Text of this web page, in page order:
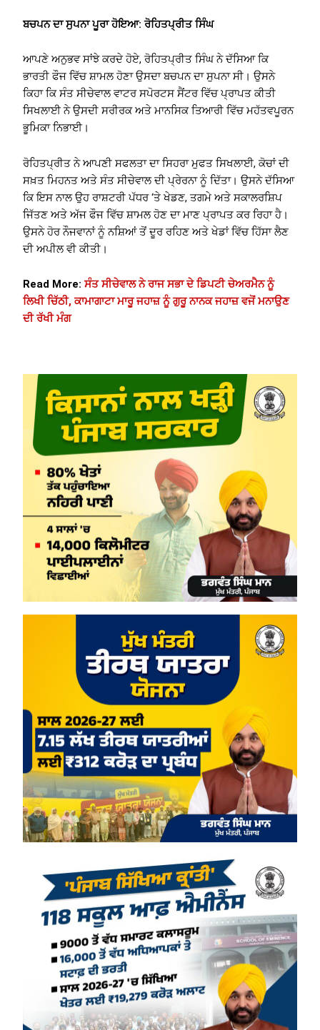
ਬਚਪਨ ਦਾ ਸੁਪਨਾ ਪੂਰਾ ਹੋਇਆ: ਰੋਹਿਤਪ੍ਰੀਤ ਸਿੰਘ
ਆਪਣੇ ਅਨੁਭਵ ਸਾਂਝੇ ਕਰਦੇ ਹੋਏ, ਰੋਹਿਤਪ੍ਰੀਤ ਸਿੰਘ ਨੇ ਦੱਸਿਆ ਕਿ
ਭਾਰਤੀ ਫੌਜ ਵਿੱਚ ਸ਼ਾਮਲ ਹੋਣਾ ਉਸਦਾ ਬਚਪਨ ਦਾ ਸੁਪਨਾ ਸੀ। ਉਸਨੇ
ਕਿਹਾ ਕਿ ਸੰਤ ਸੀਚੇਵਾਲ ਵਾਟਰ ਸਪੋਰਟਸ ਸੈਂਟਰ ਵਿੱਚ ਪ੍ਰਾਪਤ ਕੀਤੀ
ਸਿਖਲਾਈ ਨੇ ਉਸਦੀ ਸਰੀਰਕ ਅਤੇ ਮਾਨਸਿਕ ਤਿਆਰੀ ਵਿੱਚ ਮਹੱਤਵਪੂਰਨ
ਭੂਮਿਕਾ ਨਿਭਾਈ।
ਰੋਹਿਤਪ੍ਰੀਤ ਨੇ ਆਪਣੀ ਸਫਲਤਾ ਦਾ ਸਿਹਰਾ ਮੁਫਤ ਸਿਖਲਾਈ, ਕੋਚਾਂ ਦੀ
ਸਖ਼ਤ ਮਿਹਨਤ ਅਤੇ ਸੰਤ ਸੀਚੇਵਾਲ ਦੀ ਪ੍ਰੇਰਨਾ ਨੂੰ ਦਿੱਤਾ। ਉਸਨੇ ਦੱਸਿਆ
ਕਿ ਇਸ ਨਾਲ ਉਹ ਰਾਸ਼ਟਰੀ ਪੱਧਰ ‘ਤੇ ਖੇਡਣ, ਤਗਮੇ ਅਤੇ ਸਕਾਲਰਸ਼ਿਪ
ਜਿੱਤਣ ਅਤੇ ਅੱਜ ਫੌਜ ਵਿੱਚ ਸ਼ਾਮਲ ਹੋਣ ਦਾ ਮਾਣ ਪ੍ਰਾਪਤ ਕਰ ਰਿਹਾ ਹੈ।
ਉਸਨੇ ਹੋਰ ਨੌਜਵਾਨਾਂ ਨੂੰ ਨਸ਼ਿਆਂ ਤੋਂ ਦੂਰ ਰਹਿਣ ਅਤੇ ਖੇਡਾਂ ਵਿੱਚ ਹਿੱਸਾ ਲੈਣ
ਦੀ ਅਪੀਲ ਵੀ ਕੀਤੀ।
Read More:ਸੰਤ ਸੀਚੇਵਾਲ ਨੇ ਰਾਜ ਸਭਾ ਦੇ ਡਿਪਟੀ ਚੇਅਰਮੈਨ ਨੂੰ
ਲਿਖੀ ਚਿੱਠੀ, ਕਾਮਾਗਾਟਾ ਮਾਰੂ ਜਹਾਜ਼ ਨੂੰ ਗੁਰੂ ਨਾਨਕ ਜਹਾਜ਼ ਵਜੋਂ ਮਨਾਉਣ
ਦੀ ਰੱਖੀ ਮੰਗ